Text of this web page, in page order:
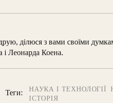
ділюся з вами своїми
Леонарда Коена.
Теги: НАУКА І ТЕХНОЛОГІЇ
ІСТОРІЯ